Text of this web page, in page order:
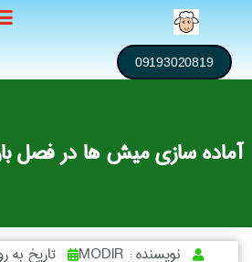
09193020819
آماده سازی میش ها در فصل
نویسنده : تاریخ به